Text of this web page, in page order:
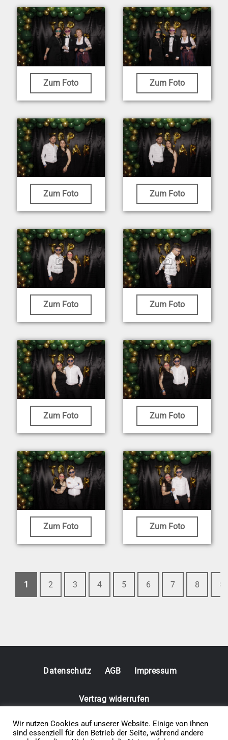
Zum Foto Zum Foto
Zum Foto Zum Foto
Zum Foto Zum Foto
Zum Foto Zum Foto
Zum Foto Zum Foto
1 2 3 4 5 6 7 8 >
© 2026 • Elephants 5
Datenschutz AGB Impressum
Vertrag widerrufen
Wir nutzen Cookies auf unserer Website. Einige von ihnen
sind essenziell für den Betrieb der Seite, während andere